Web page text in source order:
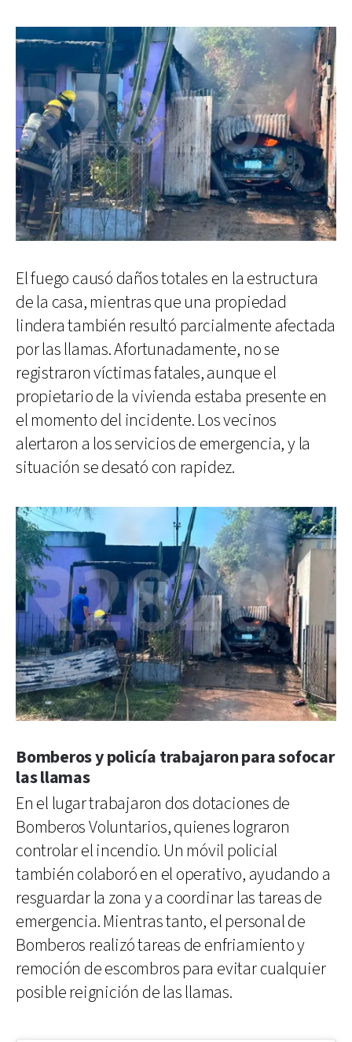
El fuego causó daños totales en la estructura
de la casa, mientras que una propiedad
lindera también resultó parcialmente afectada
por las llamas. Afortunadamente, no se
registraron víctimas fatales, aunque el
propietario de la vivienda estaba presente en
el momento del incidente. Los vecinos
alertaron a los servicios de emergencia, y la
situación se desató con rapidez.
Bomberos y policía trabajaron para sofocar
las llamas
En el lugar trabajaron dos dotaciones de
Bomberos Voluntarios, quienes lograron
controlar el incendio. Un móvil policial
también colaboró en el operativo, ayudando a
resguardar la zona y a coordinar las tareas de
emergencia. Mientras tanto, el personal de
Bomberos realizó tareas de enfriamiento y
remoción de escombros para evitar cualquier
posible reignición de las llamas.